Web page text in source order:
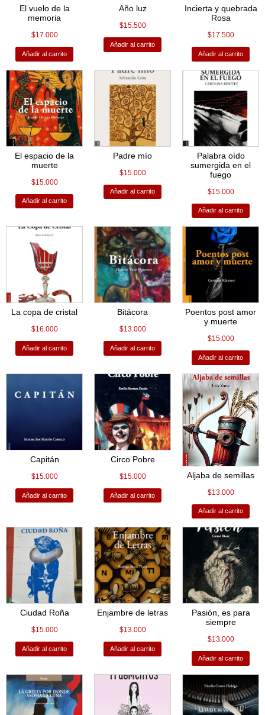
El vuelo de la
memoria
$17.000
Añadir al carrito
Año luz
$15.500
Añadir al carrito
Incierta y quebrada
Rosa
$17.500
Añadir al carrito
El espacio de la
muerte
$15.000
Añadir al carrito
Padre mío
$15.000
Añadir al carrito
Palabra oído
sumergida en el
fuego
$15.000
Añadir al carrito
La copa de cristal
$16.000
Añadir al carrito
Bitácora
$13.000
Añadir al carrito
Poentos post amor
y muerte
$15.000
Añadir al carrito
Capitán
$15.000
Añadir al carrito
Circo Pobre
$15.000
Añadir al carrito
Aljaba de semillas
$13.000
Añadir al carrito
Ciudad Roña
$15.000
Añadir al carrito
Enjambre de letras
$13.000
Añadir al carrito
Pasión, es para
siempre
$13.000
Añadir al carrito